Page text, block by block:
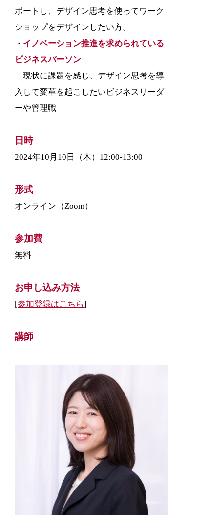
ポートし、デザイン思考を使ってワーク
ショップをデザインしたい方。
・ イノベーション推進を求められている
ビジネスパーソン
現状に課題を感じ、デザイン思考を導
入して変革を起こしたいビジネスリーダ
ーや管理職
日時
2024年10月10日（木）12:00-13:00
形式
オンライン（Zoom）
参加費
無料
お申し込み方法
[参加登録はこちら]
講師